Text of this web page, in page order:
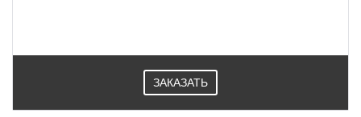
ЗАКАЗАТЬ